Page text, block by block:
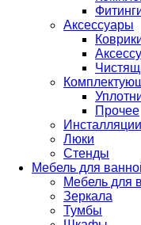
Аксессуары
Прочее
Инсталляции
Люки
Стенды
Мебель для
Мебель для
Зеркала
Тумбы